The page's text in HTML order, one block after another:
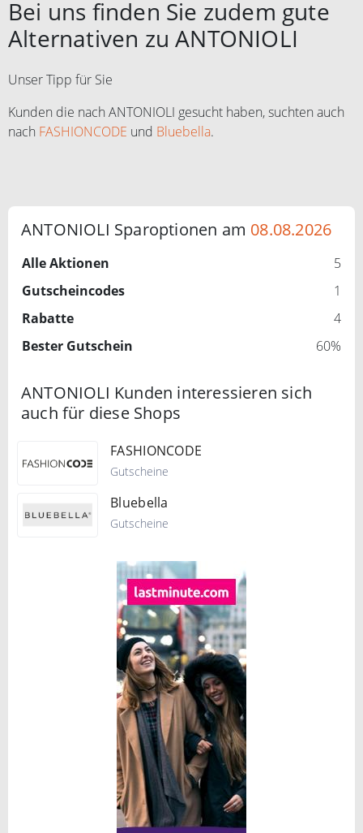
Bei uns finden Sie zudem gute
Alternativen zu ANTONIOLI
Unser Tipp für Sie
Kunden die nach ANTONIOLI gesucht haben, suchten auch
nach FASHIONCODE und Bluebella.
ANTONIOLI Sparoptionen am 08.08.2026
Alle Aktionen
5
Gutscheincodes
1
Rabatte
4
Bester Gutschein
60%
ANTONIOLI Kunden interessieren sich
auch für diese Shops
FASHIONCODE
Gutscheine
Bluebella
Gutscheine